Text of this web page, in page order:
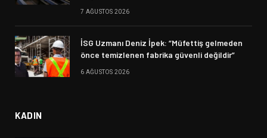
7 AĞUSTOS 2026
İSG Uzmanı Deniz İpek: “Müfettiş gelmeden
önce temizlenen fabrika güvenli değildir”
6 AĞUSTOS 2026
KADIN